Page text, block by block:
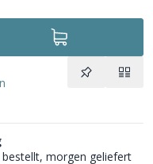
morgen geliefert